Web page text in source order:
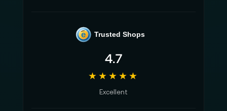
e Trusted Shops
4.7
★★★★★
Excellent